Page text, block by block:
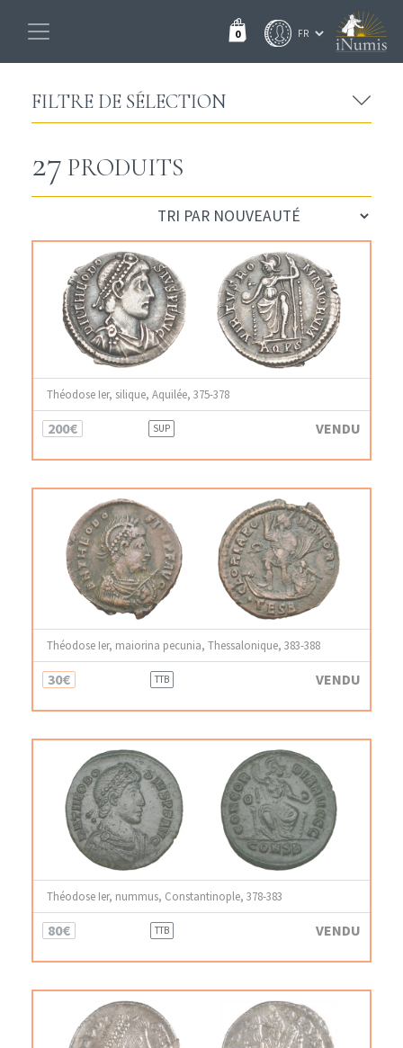
0
FILTRE DE SÉLECTION
27 PRODUITS
Théodose Ier, silique, Aquilée, 375-378
200€ SUP VENDU
Théodose Ier, maiorina pecunia, Thessalonique, 383-388
30€ TTB VENDU
Théodose Ier, nummus, Constantinople, 378-383
80€ TTB VENDU